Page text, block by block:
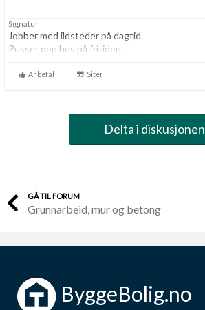
Signatur
Jobber med ildsteder på dagtid.
Pusser opp hus på fritiden.
Anbefal Siter
Delta i diskusjonen
GÅ TIL FORUM
Grunnarbeid, mur og betong
ByggeBolig.no